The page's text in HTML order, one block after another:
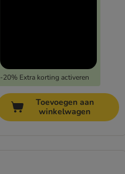
-20% Extra korting activeren
Toevoegen aan
winkelwagen